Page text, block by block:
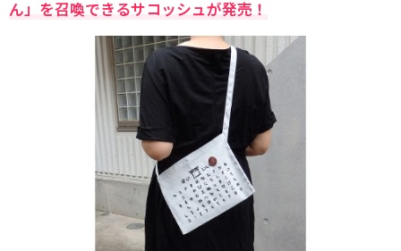
ん」を召喚できるサコッシュが発売！